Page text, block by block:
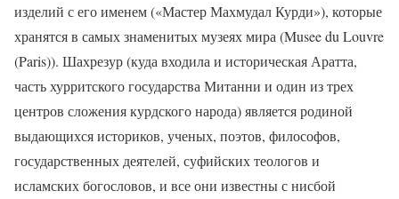
изделий с его именем («Мастер Махмудал Курди»), которые
хранятся в самых знаменитых музеях мира (Musee du Louvre
(Paris)). Шахрезур (куда входила и историческая Аратта,
часть хурритского государства Митанни и один из трех
центров сложения курдского народа) является родиной
выдающихся историков, ученых, поэтов, философов,
государственных деятелей, суфийских теологов и
исламских богословов, и все они известны с нисбой